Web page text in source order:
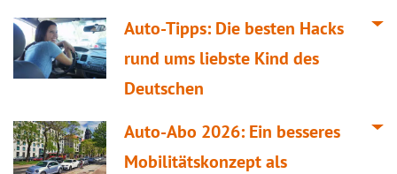
Auto-Tipps: Die besten Hacks
rund ums liebste Kind des
Deutschen
Auto-Abo 2026: Ein besseres
Mobilitätskonzept als